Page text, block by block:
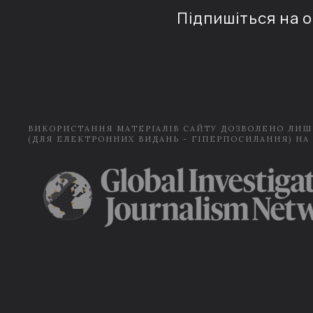
Підпишіться на
ВИКОРИСТАННЯ МАТЕРІАЛІВ САЙТУ ДОЗВОЛЕНО
(ДЛЯ ЕЛЕКТРОННИХ ВИДАНЬ - ГІПЕРПОСИЛАННЯ) НА